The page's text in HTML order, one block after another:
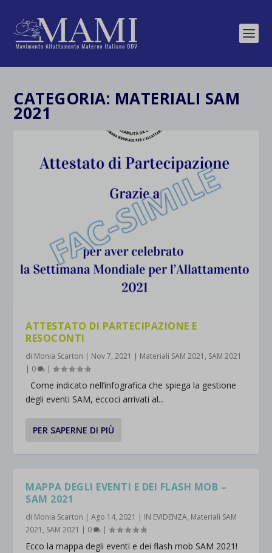
CATEGORIA: MATERIALI SAM
2021
ATTESTATO DI PARTECIPAZIONE E
RESOCONTI
di Monia Scarton | Nov 7, 2021 | Materiali SAM 2021 , SAM 2021
| 0 |
Come indicato nell’infografica che spiega la gestione
degli eventi SAM, eccoci arrivati al...
PER SAPERNE DI PIÙ
MAPPA DEGLI EVENTI E DEI FLASH MOB –
SAM 2021
di Monia Scarton |Ago 14, 2021 | IN EVIDENZA, Materiali SAM
2021 , SAM 2021 | 0 |
Ecco la mappa degli eventi e dei flash mob SAM 2021!